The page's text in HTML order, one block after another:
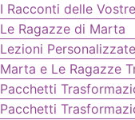
I Racconti delle
Le Ragazze di Marta
Lezioni
Marta e Le Ragazze
Pacchetti
Pacchetti